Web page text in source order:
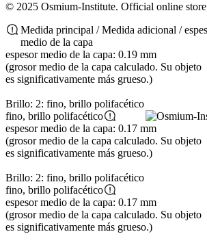
© 2025 Osmium-Institute. Official online
Medida principal / Medida adicional /
medio de la capa
espesor medio de la capa: 0.19 mm
(grosor medio de la capa calculado. Su objeto
es significativamente más grueso.)
Brillo: 2: fino, brillo polifacético
fino, brillo polifacético
espesor medio de la capa: 0.17 mm
(grosor medio de la capa calculado. Su objeto
es significativamente más grueso.)
Brillo: 2: fino, brillo polifacético
fino, brillo polifacético
espesor medio de la capa: 0.17 mm
(grosor medio de la capa calculado. Su objeto
es significativamente más grueso.)